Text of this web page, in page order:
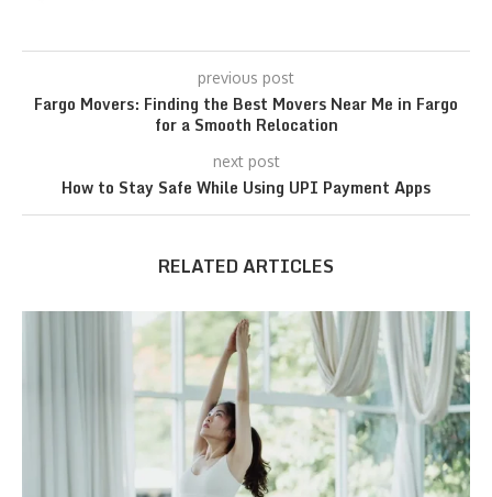
previous post
Fargo Movers: Finding the Best Movers Near Me in Fargo
for a Smooth Relocation
next post
How to Stay Safe While Using UPI Payment Apps
RELATED ARTICLES